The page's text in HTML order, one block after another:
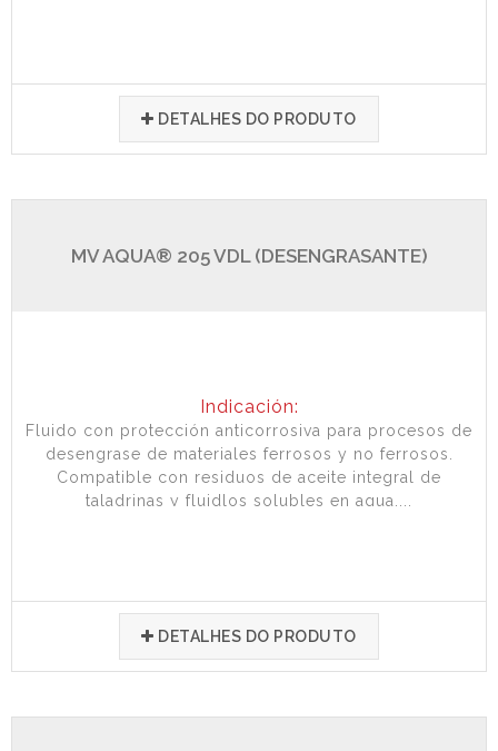
DETALHES DO PRODUTO
MV AQUA® 205 VDL (DESENGRASANTE)
Indicación:
Fluido con protección anticorrosiva para procesos de
desengrase de materiales ferrosos y no ferrosos.
Compatible con residuos de aceite integral de
taladrinas y fluidlos solubles en agua,...
DETALHES DO PRODUTO